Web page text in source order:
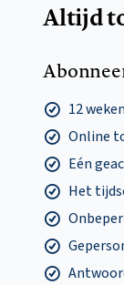
Altijd
12
Online
Eén
Het